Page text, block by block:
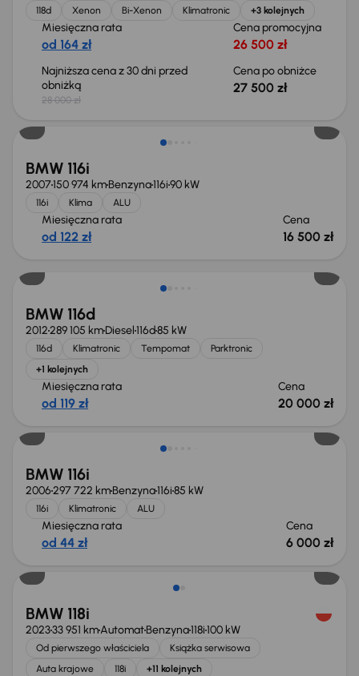
118d Xenon Bi-Xenon Klimatronic +3 kolejnych
Miesięczna rata
od 164 zł
Cena promocyjna
26 500 zł
Najniższa cena z 30 dni przed
obniżką
28 000 zł
Cena po obniżce
27 500 zł
BMW 116i
2007150 974 kmBenzyna116i90 kW
116i Klima ALU
Miesięczna rata
od 122 zł
Cena
16 500 zł
BMW 116d
2012289 105 kmDiesel116d85 kW
116d Klimatronic Tempomat
Parktronic
+1 kolejnych
Miesięczna rata
od 119 zł
Cena
20 000 zł
BMW 116i
2006297 722 kmBenzyna116i85 kW
116i Klimatronic ALU
Miesięczna rata
od 44 zł
Cena
6 000 zł
Możliwość odliczenia VAT
BMW 118i
202333 951 kmAutomatBenzyna118i100 kW
Od pierwszego właściciela
Książka serwisowa
Auta krajowe
118i +11 kolejnych